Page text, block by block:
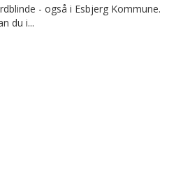
- også i Esbjerg Kommune.
du i...